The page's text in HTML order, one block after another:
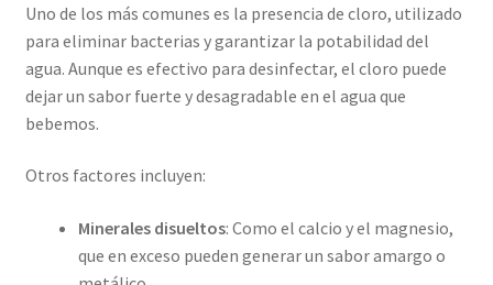
Uno de los más comunes es la presencia de cloro, utilizado
para eliminar bacterias y garantizar la potabilidad del
agua. Aunque es efectivo para desinfectar, el cloro puede
dejar un sabor fuerte y desagradable en el agua que
bebemos.
Otros factores incluyen:
Minerales disueltos: Como el calcio y el magnesio,
que en exceso pueden generar un sabor amargo o